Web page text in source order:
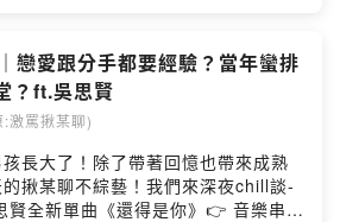
鎖媽媽？姸霏：感情超好每天都通
綠油精結果大爆哭～🎬 演技大考
演員！-喜歡請在Apple Podcast給
你就抖內我（？
join/jomotalk-合作洽詢｜吉八
激罵揪某聊｜
戀愛跟分手都要經驗？當年蠻排
？ft.吳思賢
激罵揪某聊)
長大了！除了帶著回憶也帶來成熟
揪某聊不綜藝！我們來深夜chill談-
賢全新單曲《還得是你》👉 音樂串流